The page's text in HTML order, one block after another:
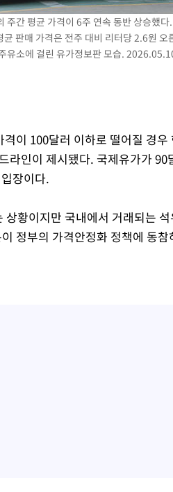
간 평균 가격이 6주 연속 동반 상승했
판매 가격은 전주 대비 리터당 2.6원
유소에 걸린 유가정보판 모습.
이 100달러 이하로 떨어질 경우
라인이 제시됐다. 국제유가가 90
장이다.
황이지만 국내에서 거래되는
정부의 가격안정화 정책에 동